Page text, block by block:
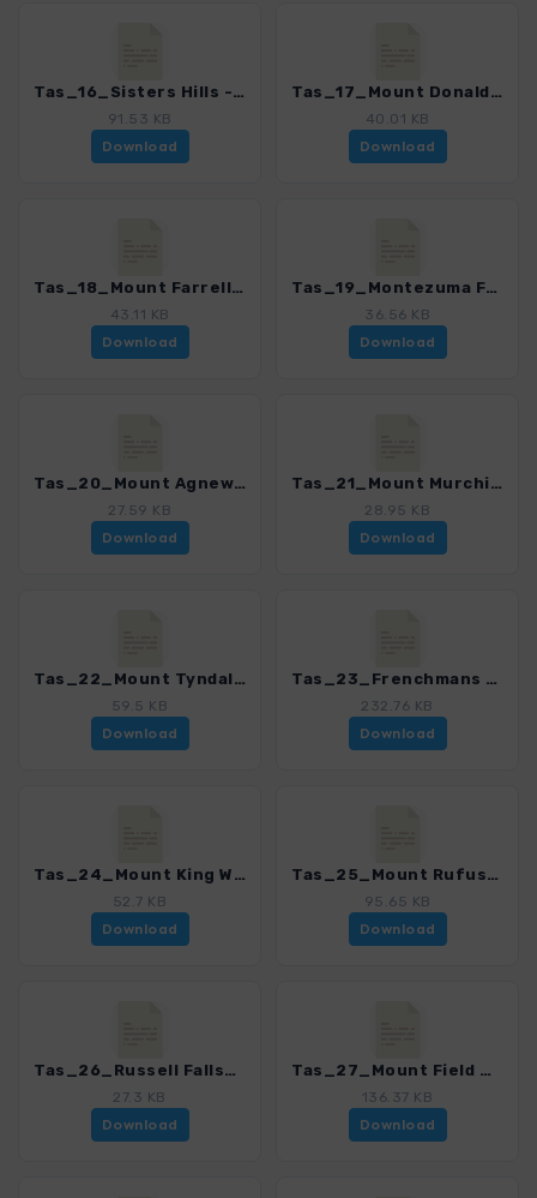
Tas_16_Sisters Hills - Anniversary Bay_4368_2.gpx
91.53 KB
Download
Tas_17_Mount Donaldson_4368_2.gpx
40.01 KB
Download
Tas_18_Mount Farrell - Lake Herbert_4368_2.gpx
43.11 KB
Download
Tas_19_Montezuma Falls_4368_2.gpx
36.56 KB
Download
Tas_20_Mount Agnew_4368_2.gpx
27.59 KB
Download
Tas_21_Mount Murchison_4368_2.gpx
28.95 KB
Download
Tas_22_Mount Tyndall - Lake Tyndall_4368_2.gpx
59.5 KB
Download
Tas_23_Frenchmans Cap_4368_2.gpx
232.76 KB
Download
Tas_24_Mount King William I_4368_2.gpx
52.7 KB
Download
Tas_25_Mount Rufus_4368_2.gpx
95.65 KB
Download
Tas_26_Russell Falls_4368_2.gpx
27.3 KB
Download
Tas_27_Mount Field West_4368_2.gpx
136.37 KB
Download